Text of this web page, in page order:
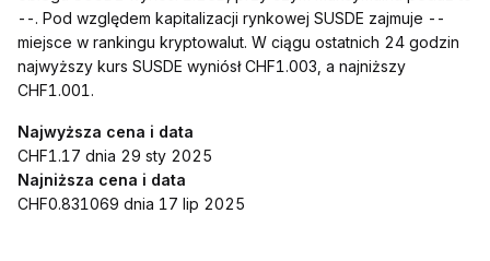
--. Pod względem kapitalizacji rynkowej SUSDE zajmuje --
miejsce w rankingu kryptowalut. W ciągu ostatnich 24 godzin
najwyższy kurs SUSDE wyniósł CHF1.003, a najniższy
CHF1.001.
Najwyższa cena i data
CHF1.17 dnia 29 sty 2025
Najniższa cena i data
CHF0.831069 dnia 17 lip 2025